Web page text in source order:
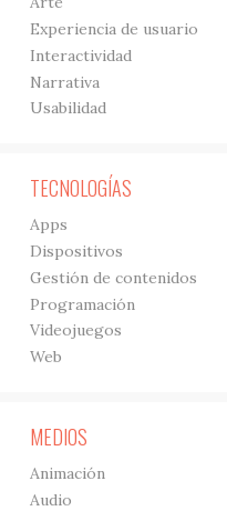
Experiencia de usuario
Interactividad
Narrativa
Usabilidad
TECNOLOGÍAS
Apps
Dispositivos
Gestión de contenidos
Programación
Videojuegos
Web
MEDIOS
Animación
Audio